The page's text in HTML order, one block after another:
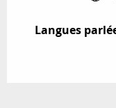
Langues
Langues